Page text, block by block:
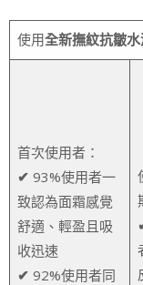
使用全新撫紋抗皺
首次使用者：
✔ 93%使用者一
致認為面霜感覺
舒適、輕盈且吸
收迅速
✔ 92%使用者同